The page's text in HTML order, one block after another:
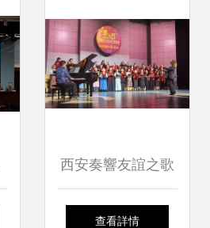
西安奏響友誼之歌
“樂之行”合唱藝術
查看詳情